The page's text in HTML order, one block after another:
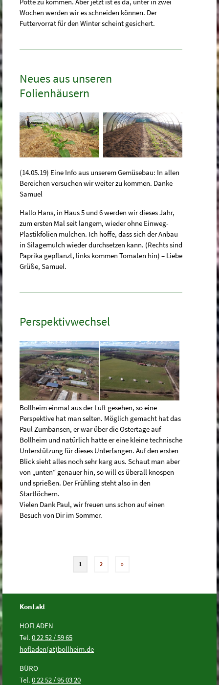
Wochen werden wir es schneiden können. Der
Futtervorrat für den Winter scheint gesichert.
Neues aus unseren
Folienhäusern
(14.05.19) Eine Info aus unserem Gemüsebau: In allen
Bereichen versuchen wir weiter zu kommen. Danke
Samuel
Hallo Hans, in Haus 5 und 6 werden wir dieses Jahr,
zum ersten Mal seit langem, wieder ohne Einweg-
Plastikfolien mulchen. Ich hoffe, dass sich der Anbau
in Silagemulch wieder durchsetzen kann. (Rechts sind
Paprika gepflanzt, links kommen Tomaten hin) – Liebe
Grüße, Samuel.
Perspektivwechsel
Bollheim einmal aus der Luft gesehen, so eine
Perspektive hat man selten. Möglich gemacht hat das
Paul Zumbansen, er war über die Ostertage auf
Bollheim und natürlich hatte er eine kleine technische
Unterstützung für dieses Unterfangen. Auf den ersten
Blick sieht alles noch sehr karg aus. Schaut man aber
von „unten“ genauer hin, so will es überall knospen
und sprießen. Der Frühling steht also in den
Startlöchern.
Vielen Dank Paul, wir freuen uns schon auf einen
Besuch von Dir im Sommer.
1 2 »
Kontakt
HOFLADEN
Tel. 0 22 52 / 59 65
hofladen(at)bollheim.de
BÜRO
Tel. 0 22 52 / 95 03 20